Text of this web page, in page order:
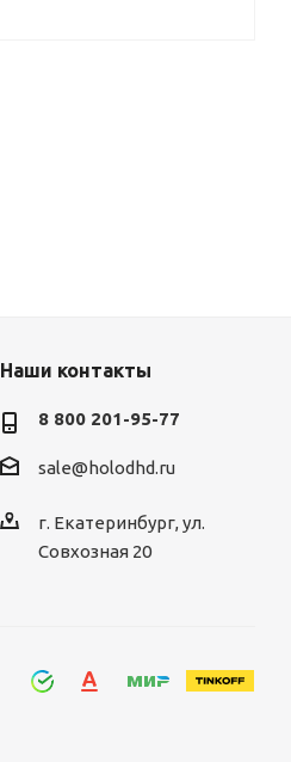
Наши контакты
8 800 201-95-77
sale@holodhd.ru
г. Екатеринбург, ул.
Совхозная 20